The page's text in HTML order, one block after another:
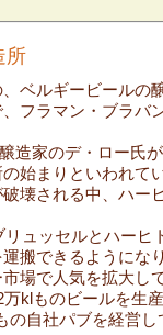
所
ベルギービールの
フラマン・ブラバ
造家のデ・ロー氏
始まりといわれて
壊される中、ハー
リュッセルとハーヒ
搬できるようにな
場で人気を拡大し
klものビールを生
の自社パブを経営し